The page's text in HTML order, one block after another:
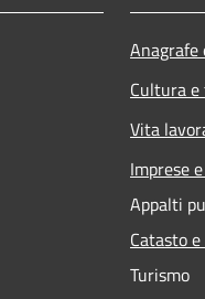
Cultura
Vita
Imprese
Appalti
Catasto
Turismo